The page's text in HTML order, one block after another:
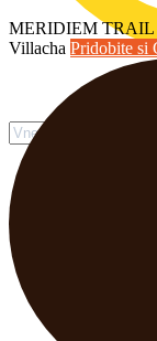
MERIDIEM TRAIL
Villacha Pridobite si